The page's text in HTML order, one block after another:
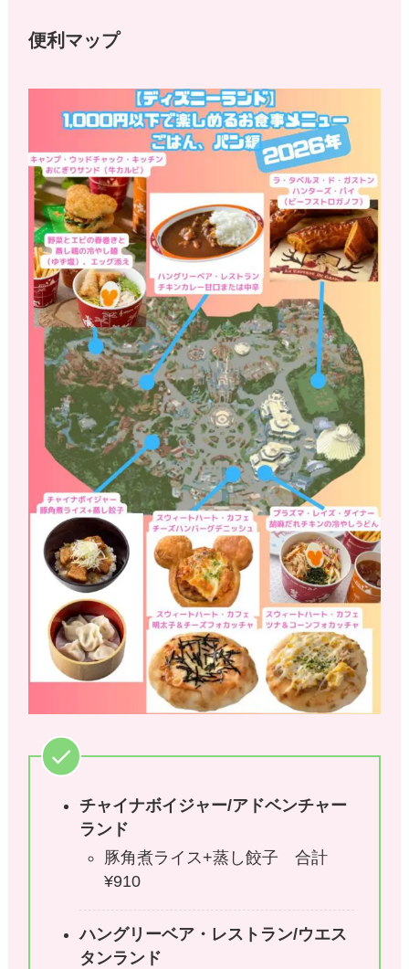
便利マップ
チャイナボイジャー/アドベンチャー
ランド
豚角煮ライス+蒸し餃子 合計
¥910
ハングリーベア・レストラン/ウエス
タンランド